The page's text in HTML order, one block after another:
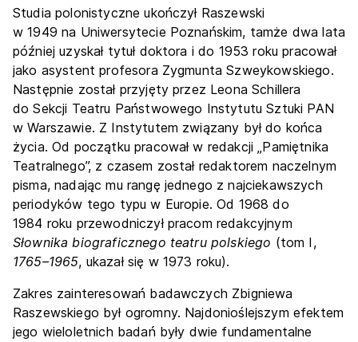
Studia polonistyczne ukończył Raszewski
w 1949 na Uniwersytecie Poznańskim, tamże dwa lata
później uzyskał tytuł doktora i do 1953 roku pracował
jako asystent profesora Zygmunta Szweykowskiego.
Następnie został przyjęty przez Leona Schillera
do Sekcji Teatru Państwowego Instytutu Sztuki PAN
w Warszawie. Z Instytutem związany był do końca
życia. Od początku pracował w redakcji „Pamiętnika
Teatralnego”, z czasem został redaktorem naczelnym
pisma, nadając mu rangę jednego z najciekawszych
periodyków tego typu w Europie. Od 1968 do
1984 roku przewodniczył pracom redakcyjnym
Słownika biograficznego teatru polskiego (tom I,
1765–1965, ukazał się w 1973 roku).
Zakres zainteresowań badawczych Zbigniewa
Raszewskiego był ogromny. Najdonioślejszym efektem
jego wieloletnich badań były dwie fundamentalne